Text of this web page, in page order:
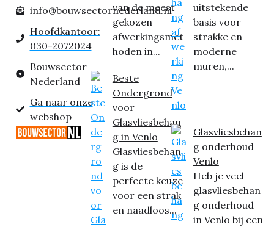
info@bouwsectornederland.nl
Hoofdkantoor:
030-2072024
Bouwsector
Nederland
Ga naar onze
webshop
van de meest
gekozen
afwerkingsmet
hoden in...
Beste
Ondergrond
voor
Glasvliesbehan
g in Venlo
Glasvliesbehan
g is de
perfecte keuze
voor een strak
en naadloos...
uitstekende
basis voor
strakke en
moderne
muren,...
Glasvliesbehan
g onderhoud
Venlo
Heb je veel
glasvliesbehan
g onderhoud
in Venlo bij een